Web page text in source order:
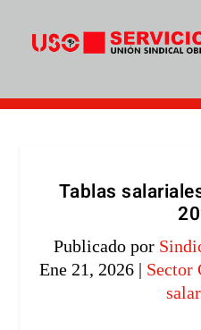
Tablas
Publicado por
Ene 21, 2026| Sector